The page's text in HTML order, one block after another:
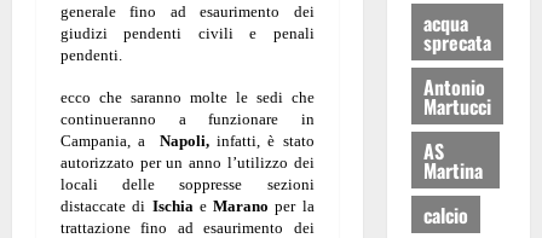
generale fino ad esaurimento dei
giudizi pendenti civili e penali
pendenti.
ecco che saranno molte le sedi che
continueranno a funzionare in
Campania, aNapoli, infatti, è stato
autorizzato per un anno l’utilizzo dei
locali delle soppresse sezioni
distaccate di Ischia eMarano per la
trattazione fino ad esaurimento dei
acqua
sprecata
Antonio
Martucci
AS
Martina
calcio